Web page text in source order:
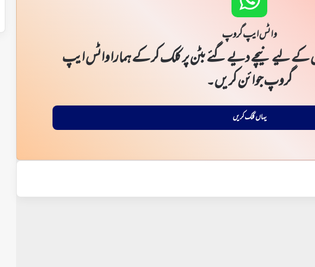
واٹس ایپ گروپ
کے لیے نیچے دیے گئے بٹن پر کلک کر کے ہمارا واٹس ایپ
گروپ جوائن کریں۔
یہاں کلک کریں